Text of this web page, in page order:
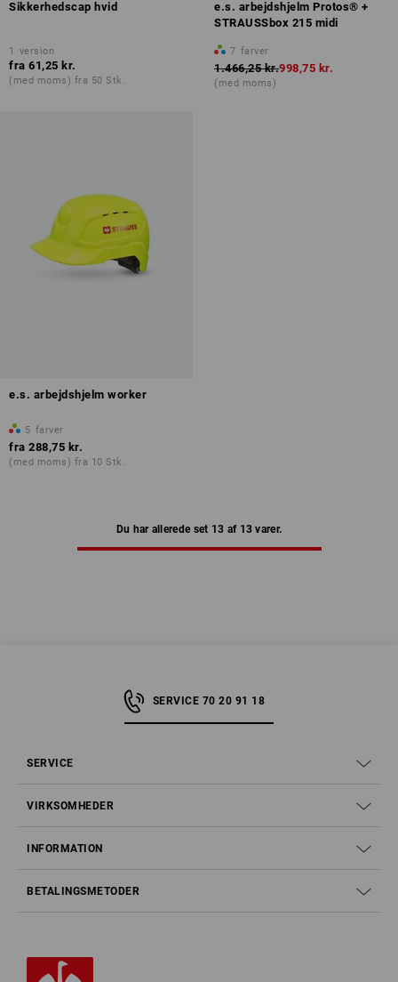
Sikkerhedscap hvid
1 version
fra 61,25 kr.
(med moms) fra 50 Stk.
e.s. arbejdshjelm Protos® +
STRAUSSbox 215 midi
7 farver
1.466,25 kr.998,75 kr.
(med moms)
e.s. arbejdshjelm worker
5 farver
fra 288,75 kr.
(med moms) fra 10 Stk.
Du har allerede set 13 af 13 varer.
SERVICE 70 20 91 18
SERVICE
VIRKSOMHEDER
INFORMATION
BETALINGSMETODER